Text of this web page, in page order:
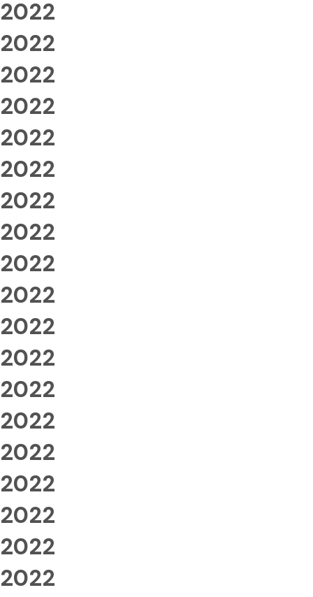
2022
2022
2022
2022
2022
2022
2022
2022
2022
2022
2022
2022
2022
2022
2022
2022
2022
2022
2022